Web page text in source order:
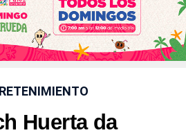
Huerta da